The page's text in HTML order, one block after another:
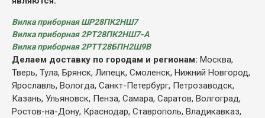
Вилка приборная ШР28ПК2НШ7
Вилка приборная 2РТ28ПК2НШ7-А
Вилка приборная 2РТТ28БПН2Ш9В
Делаем доставку по городам и регионам: Москва,
Тверь, Тула, Брянск, Липецк, Смоленск, Нижний Новгород,
Ярославль, Вологда, Санкт-Петербург, Петрозаводск,
Казань, Ульяновск, Пенза, Самара, Саратов, Волгоград,
Ростов-на-Дону, Краснодар, Ставрополь, Владикавказ,